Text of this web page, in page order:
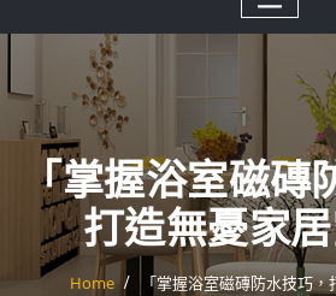
「掌握浴室磁磚
打造無憂家居
Home 「掌握浴室磁磚防水技巧，